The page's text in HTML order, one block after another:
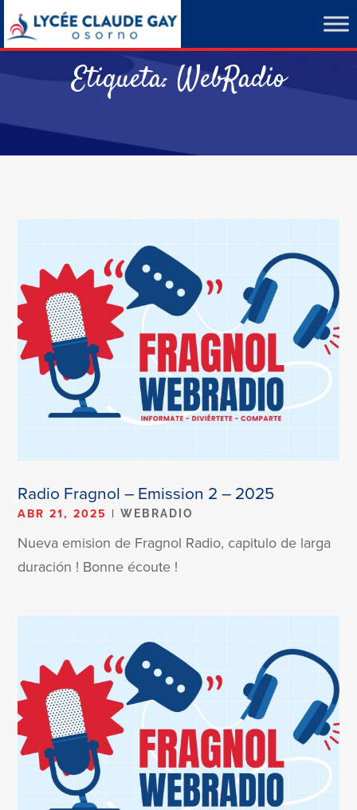
Etiqueta: WebRadio
Radio Fragnol – Emission 2 – 2025
ABR 21, 2025 |WEBRADIO
Nueva emision de Fragnol Radio, capitulo de larga
duración ! Bonne écoute !